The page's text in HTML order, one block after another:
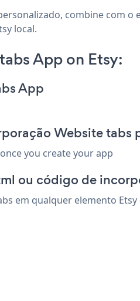
combine com
local.
App on Etsy:
App
Website tabs
you create your app
ou código de
em qualquer elemento